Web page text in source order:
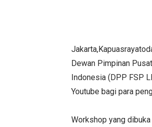
Dewan Pimpinan
Indonesia (DPP FSP
Youtube bagi para
Workshop yang